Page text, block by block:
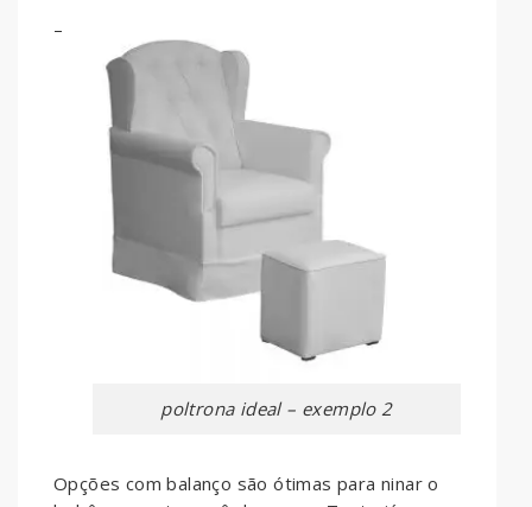
poltrona ideal – exemplo 2
–
Opções com balanço são ótimas para ninar o